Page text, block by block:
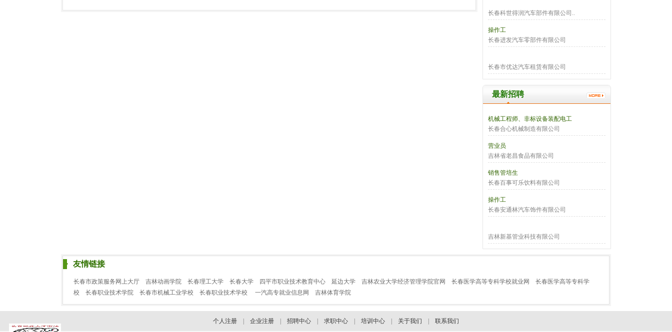
长春科世得润汽车部件有限公司..
操作工
长春进发汽车零部件有限公司
长春市优达汽车租赁有限公司
最新招聘
机械工程师、非标设备装配电工
长春合心机械制造有限公司
营业员
吉林省老昌食品有限公司
销售管培生
长春百事可乐饮料有限公司
操作工
长春安通林汽车饰件有限公司
吉林新基管业科技有限公司
友情链接
长春市政策服务网上大厅 吉林动画学院 长春理工大学 长春大学 四平市职业技术教育中心 延边大学 吉林农业大学经济管理学院官网 长春医学高等专科学校就业网
长春医学高等专科学
校
长春职业技术学院 长春市机械工业学校 长春职业技术学校 一汽高专就业信息网 吉林体育学院
个人注册 企业注册 招聘中心 求职中心 培训中心 关于我们 联系我们